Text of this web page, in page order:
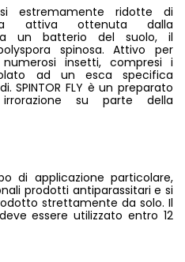
estremamente ridotte di
attiva ottenuta dalla
un batterio del suolo, il
spinosa. Attivo per
insetti, compresi i
ad un esca specifica
FLY è un preparato
su parte della
di applicazione particolare,
prodotti antiparassitari e si
strettamente da solo. Il
essere utilizzato entro 12